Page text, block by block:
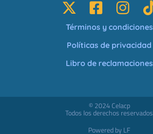
Términos y condiciones
Políticas de privacidad
Libro de reclamaciones
© 2024 Celacp
Todos los derechos reservados
Powered by LF